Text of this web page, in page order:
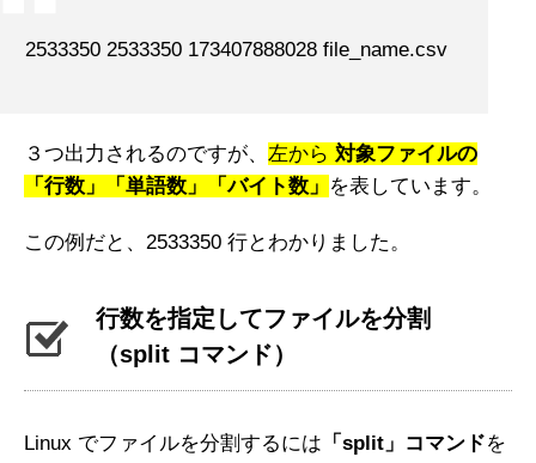
2533350 2533350 173407888028 file_name.csv
３つ出力されるのですが、 左から 対象ファイルの
「行数」「単語数」「バイト数」 を表しています。
この例だと、2533350 行とわかりました。
行数を指定してファイルを分割
（split コマンド）
Linux でファイルを分割するには 「split」コマンドを